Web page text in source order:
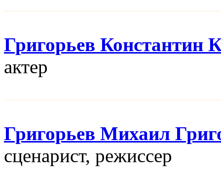
Григорьев Константин
актер
Григорьев Михаил
сценарист, режисcер